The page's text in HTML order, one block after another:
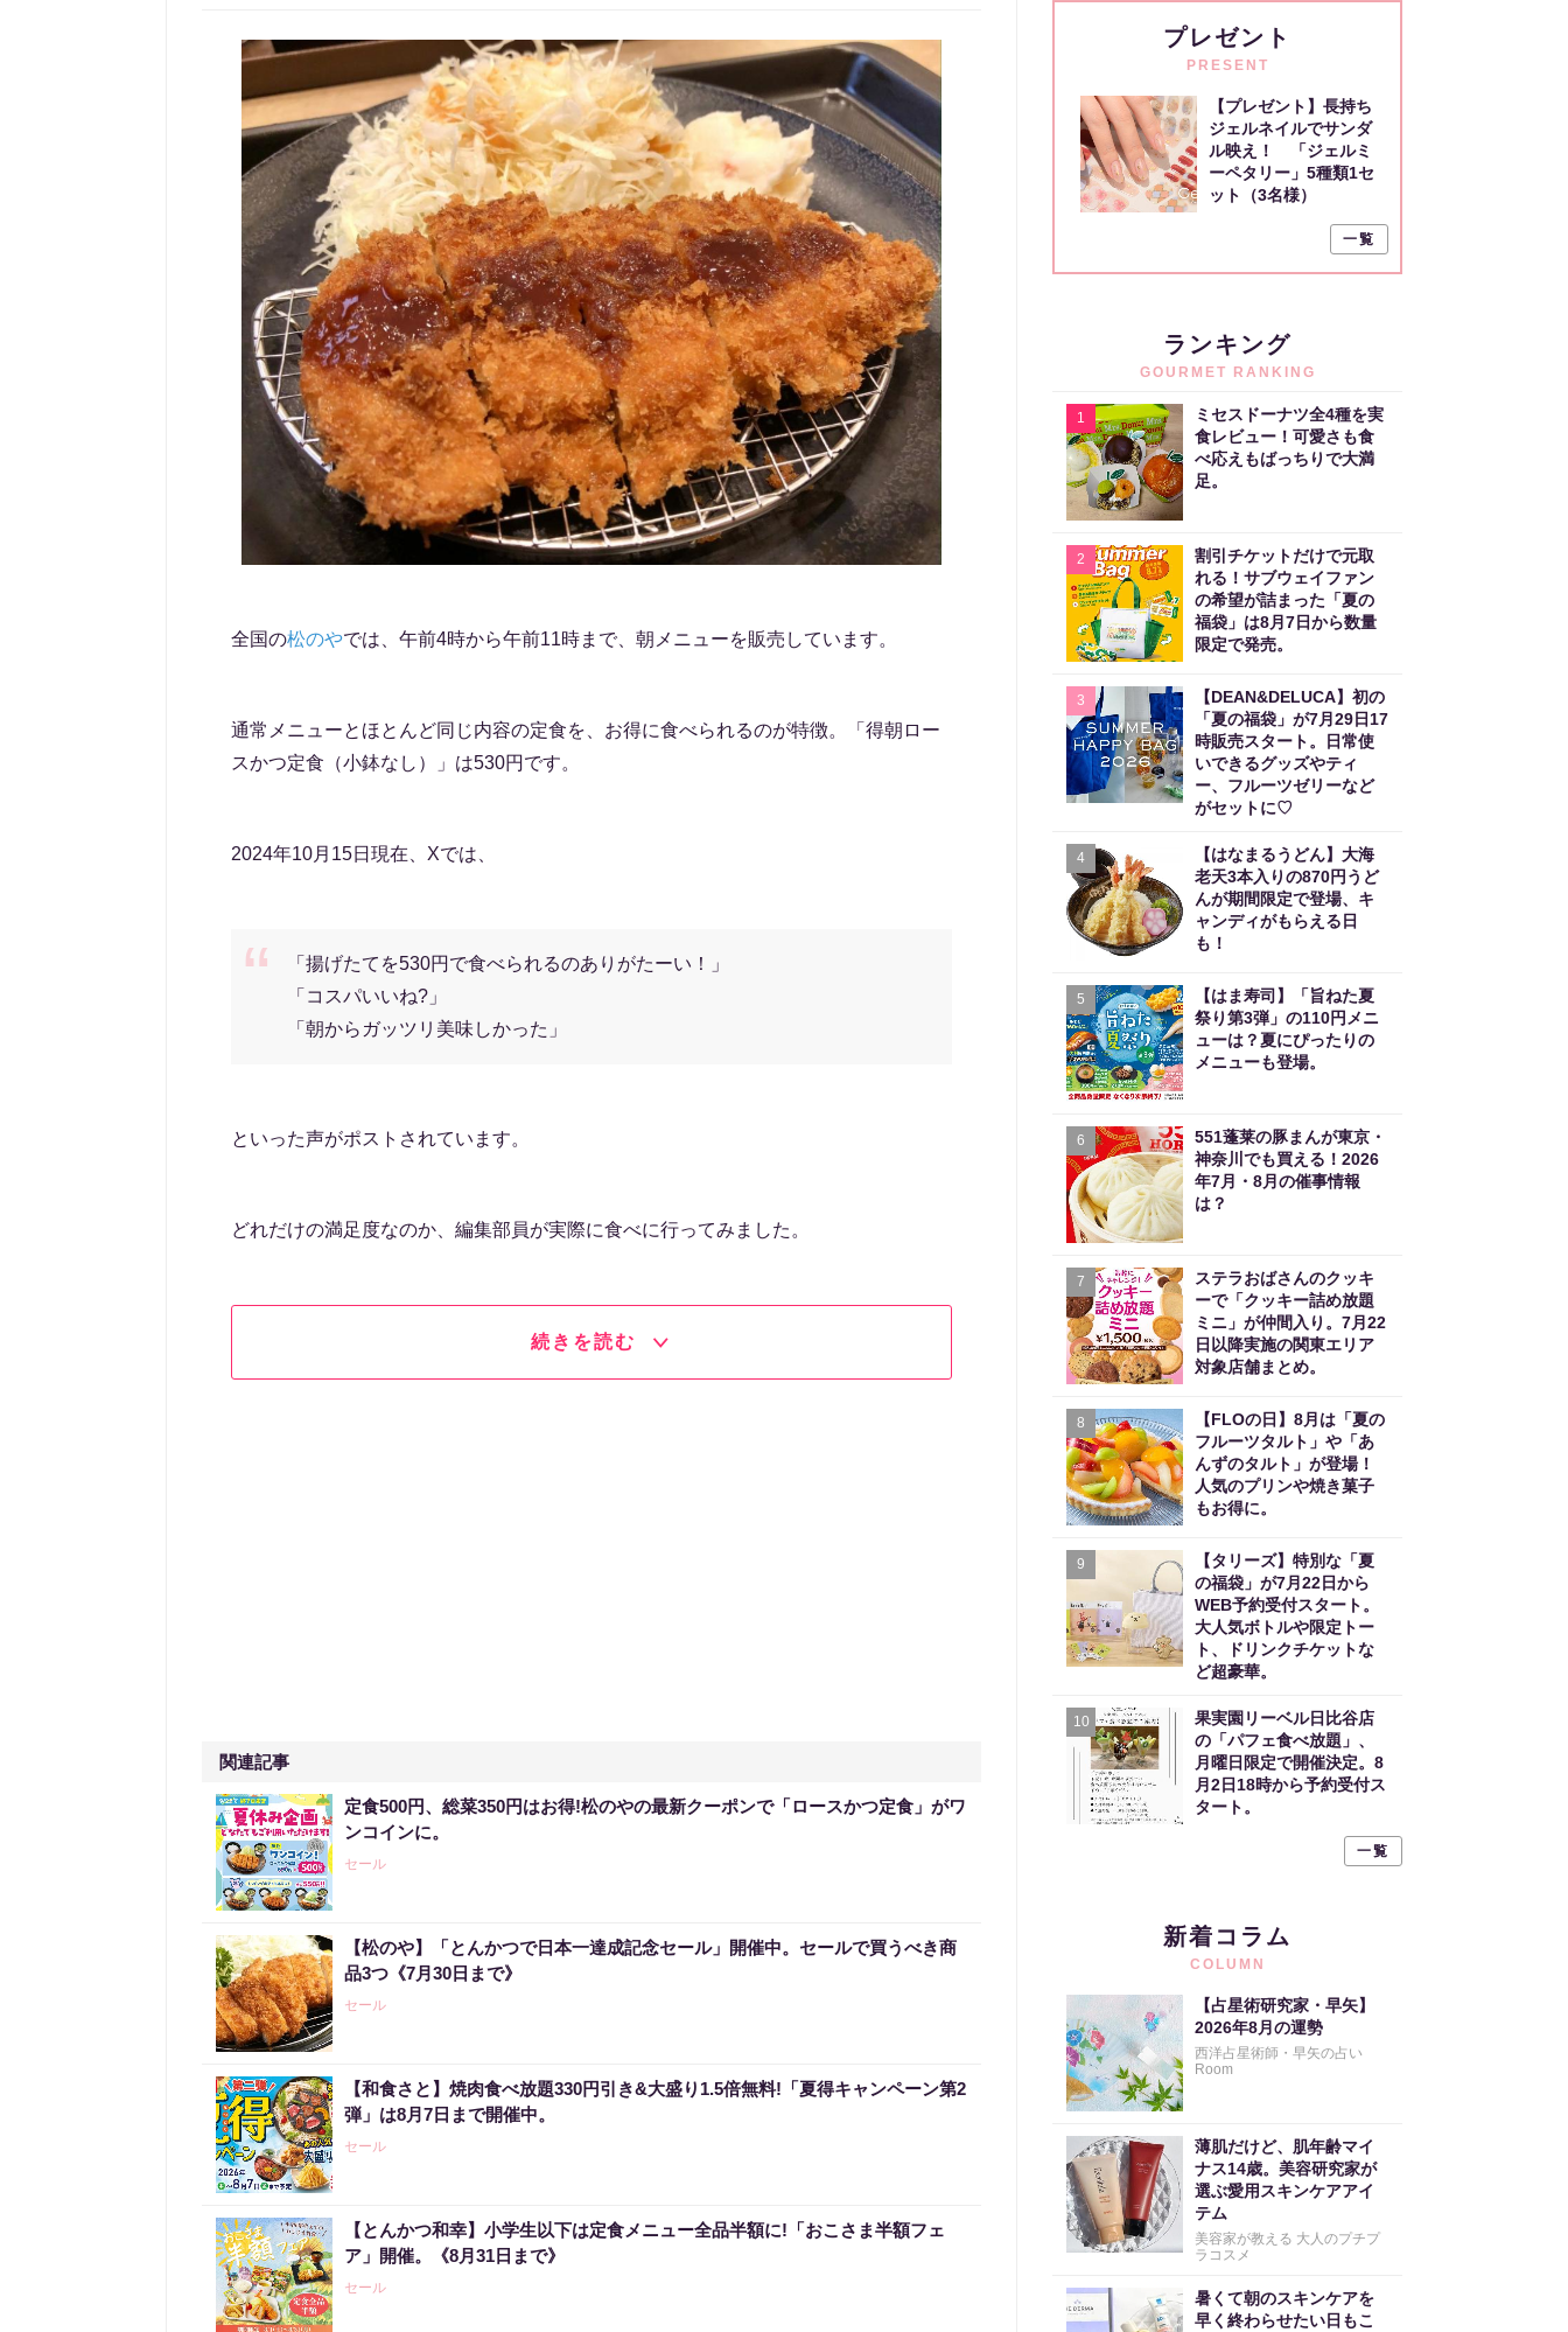
全国の松のやでは、午前4時から午前11時まで、朝メニューを販売しています。
通常メニューとほとんど同じ内容の定食を、お得に食べられるのが特徴。「得朝ロー
スかつ定食（小鉢なし）」は530円です。
2024年10月15日現在、Xでは、
「揚げたてを530円で食べられるのありがたーい！」
「コスパいいね?」
「朝からガッツリ美味しかった」
といった声がポストされています。
どれだけの満足度なのか、編集部員が実際に食べに行ってみました。
続きを読む
関連記事
定食500円、総菜350円はお得!松のやの最新クーポンで「ロースかつ定食」がワ
ンコインに。
セール
【松のや】「とんかつで日本一達成記念セール」開催中。セールで買うべき商
品3つ《7月30日まで》
セール
【和食さと】焼肉食べ放題330円引き&大盛り1.5倍無料!「夏得キャンペーン第2
弾」は8月7日まで開催中。
セール
【とんかつ和幸】小学生以下は定食メニュー全品半額に!「おこさま半額フェ
ア」開催。《8月31日まで》
セール
プレゼント
PRESENT
【プレゼント】長持ち
ジェルネイルでサンダ
ル映え！ 「ジェルミ
ーペタリー」5種類1セ
ット（3名様）
一覧
ランキング
GOURMET RANKING
1
ミセスドーナツ全4種を実
食レビュー！可愛さも食
べ応えもばっちりで大満
足。
2
割引チケットだけで元取
れる！サブウェイファン
の希望が詰まった「夏の
福袋」は8月7日から数量
限定で発売。
3
【DEAN&DELUCA】初の
「夏の福袋」が7月29日17
時販売スタート。日常使
いできるグッズやティ
ー、フルーツゼリーなど
がセットに♡
4
【はなまるうどん】大海
老天3本入りの870円うど
んが期間限定で登場、キ
ャンディがもらえる日
も！
5
【はま寿司】「旨ねた夏
祭り第3弾」の110円メニ
ューは？夏にぴったりの
メニューも登場。
6
551蓬莱の豚まんが東京・
神奈川でも買える！2026
年7月・8月の催事情報
は？
7
ステラおばさんのクッキ
ーで「クッキー詰め放題
ミニ」が仲間入り。7月22
日以降実施の関東エリア
対象店舗まとめ。
8
【FLOの日】8月は「夏の
フルーツタルト」や「あ
んずのタルト」が登場！
人気のプリンや焼き菓子
もお得に。
9
【タリーズ】特別な「夏
の福袋」が7月22日から
WEB予約受付スタート。
大人気ボトルや限定トー
ト、ドリンクチケットな
ど超豪華。
10
果実園リーベル日比谷店
の「パフェ食べ放題」、
月曜日限定で開催決定。8
月2日18時から予約受付ス
タート。
一覧
新着コラム
COLUMN
【占星術研究家・早矢】
2026年8月の運勢
西洋占星術師・早矢の占い
Room
薄肌だけど、肌年齢マイ
ナス14歳。美容研究家が
選ぶ愛用スキンケアアイ
テム
美容家が教える 大人のプチプ
ラコスメ
暑くて朝のスキンケアを
早く終わらせたい日もこ